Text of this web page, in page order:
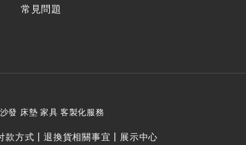
常見問題
床墊 家具 客製化服務
款方式 |退換貨相關事宜 展示中心